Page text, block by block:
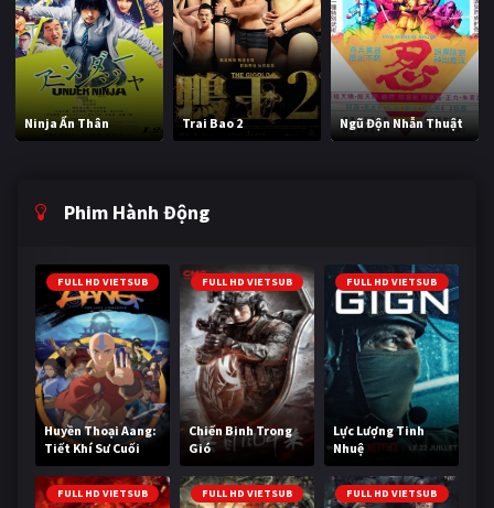
Ninja Ẩn Thân Trai Bao 2 Ngũ Độn Nhẫn Thuật
Phim Hành Động
FULL HD VIETSUB
Huyền Thoại Aang:
Tiết Khí Sư Cuối
Cùng
FULL HD VIETSUB
Chiến Binh Trong
Gió
FULL HD VIETSUB
Lực Lượng Tinh
Nhuệ
FULL HD VIETSUB FULL HD VIETSUB FULL HD VIETSUB